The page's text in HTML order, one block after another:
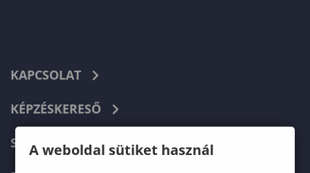
KAPCSOLAT
KÉPZÉSKERESŐ
SZERVEZETI FELÉPÍTÉS
A weboldal sütiket használ